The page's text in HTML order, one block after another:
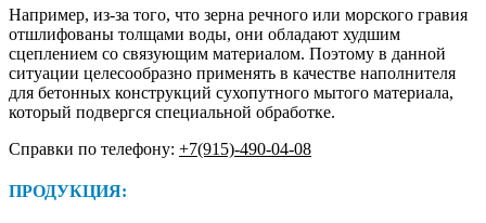
Например, из-за того, что зерна речного или морского гравия
отшлифованы толщами воды, они обладают худшим
сцеплением со связующим материалом. Поэтому в данной
ситуации целесообразно применять в качестве наполнителя
для бетонных конструкций сухопутного мытого материала,
который подвергся специальной обработке.
Справки по телефону: +7(915)-490-04-08
ПРОДУКЦИЯ: